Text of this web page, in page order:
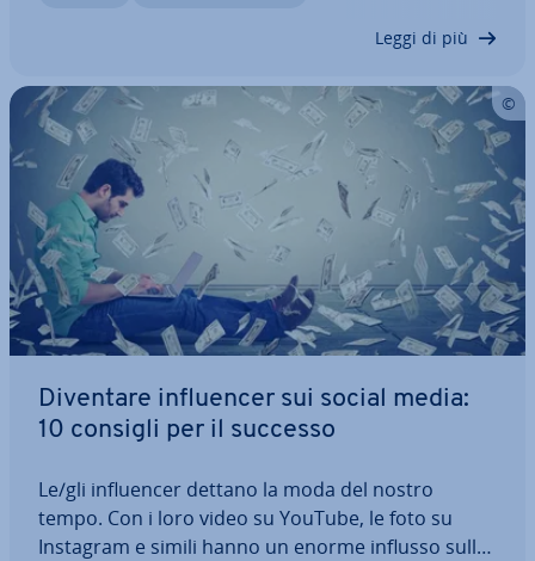
Leggi di più
Diventare in­fluen­cer sui social media:
10 consigli per il successo
Le/gli in­fluen­cer dettano la moda del nostro
tempo. Con i loro video su YouTube, le foto su
Instagram e simili hanno un enorme influsso sulle